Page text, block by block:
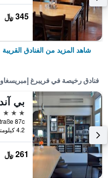
345 ﷼
شاهد المزيد من الفنادق القريبة
فنادق رخيصة في فريبرغ إمبريسغاو
3 نجوم
4.2 كيلومتر عن وسط المدينة
261 ﷼